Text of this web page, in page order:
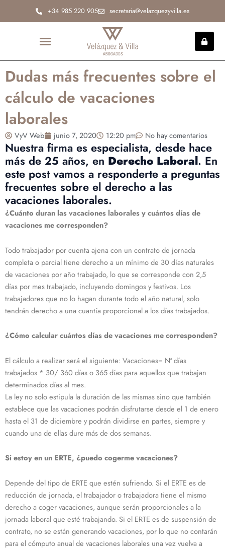
+34 985 220 905 secretaria@velazquezyvilla.es
Dudas más frecuentes sobre el
cálculo de vacaciones
laborales
VyV Web junio 7, 2020 12:20 pm No hay comentarios
Nuestra firma es especialista, desde hace
más de 25 años, en Derecho Laboral. En
este post vamos a responderte a preguntas
frecuentes sobre el derecho a las
vacaciones laborales.
¿Cuánto duran las vacaciones laborales y cuántos días de
vacaciones me corresponden?
Todo trabajador por cuenta ajena con un contrato de jornada
completa o parcial tiene derecho a un mínimo de 30 días naturales
de vacaciones por año trabajado, lo que se corresponde con 2,5
días por mes trabajado, incluyendo domingos y festivos. Los
trabajadores que no lo hagan durante todo el año natural, solo
tendrán derecho a una cuantía proporcional a los días trabajados.
¿Cómo calcular cuántos días de vacaciones me corresponden?
El cálculo a realizar será el siguiente: Vacaciones= Nª días
trabajados * 30/ 360 días o 365 días para aquellos que trabajan
determinados días al mes.
La ley no solo estipula la duración de las mismas sino que también
establece que las vacaciones podrán disfrutarse desde el 1 de enero
hasta el 31 de diciembre y podrán dividirse en partes, siempre y
cuando una de ellas dure más de dos semanas.
Si estoy en un ERTE, ¿puedo cogerme vacaciones?
Depende del tipo de ERTE que estén sufriendo. Si el ERTE es de
reducción de jornada, el trabajador o trabajadora tiene el mismo
derecho a coger vacaciones, aunque serán proporcionales a la
jornada laboral que esté trabajando. Si el ERTE es de suspensión de
contrato, no se están generando vacaciones, por lo que no contarán
para el cómputo anual de vacaciones laborales una vez vuelva a